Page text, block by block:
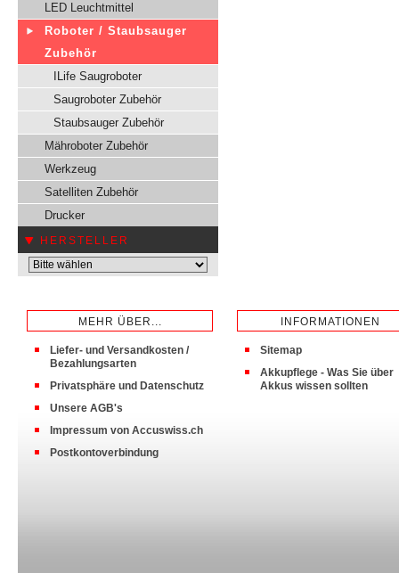
LED Leuchtmittel
Roboter / Staubsauger
Zubehör
ILife Saugroboter
Saugroboter Zubehör
Staubsauger Zubehör
Mähroboter Zubehör
Werkzeug
Satelliten Zubehör
Drucker
HERSTELLER
MEHR ÜBER...
Liefer- und Versandkosten /
Bezahlungsarten
Privatsphäre und Datenschutz
Unsere AGB's
Impressum von Accuswiss.ch
Postkontoverbindung
INFORMATIONEN
Sitemap
Akkupflege - Was Sie über
Akkus wissen sollten